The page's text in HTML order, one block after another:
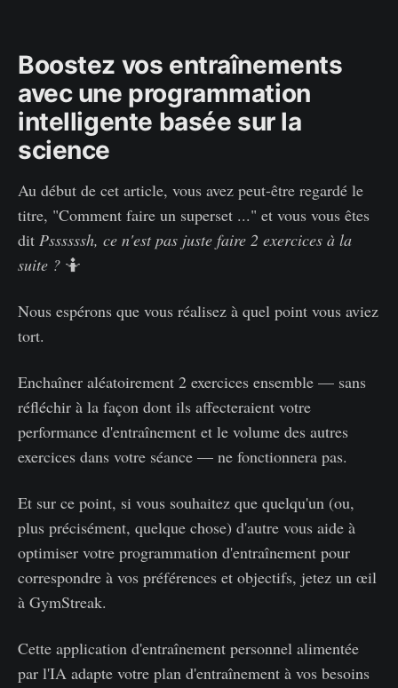
Boostez vos entraînements
avec une programmation
intelligente basée sur la
science
Au début de cet article, vous avez peut-être regardé le
titre, "Comment faire un superset ..." et vous vous êtes
dit Pssssssh, ce n'est pas juste faire 2 exercices à la
suite ? 🤷
Nous espérons que vous réalisez à quel point vous aviez
tort.
Enchaîner aléatoirement 2 exercices ensemble — sans
réfléchir à la façon dont ils affecteraient votre
performance d'entraînement et le volume des autres
exercices dans votre séance — ne fonctionnera pas.
Et sur ce point, si vous souhaitez que quelqu'un (ou,
plus précisément, quelque chose) d'autre vous aide à
optimiser votre programmation d'entraînement pour
correspondre à vos préférences et objectifs, jetez un œil
à GymStreak.
Cette application d'entraînement personnel alimentée
par l'IA adapte votre plan d'entraînement à vos besoins